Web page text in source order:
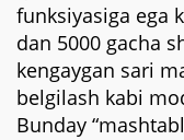
funksiyasiga ega
dan 5000 gacha
kengaygan sari
belgilash kabi
Bunday